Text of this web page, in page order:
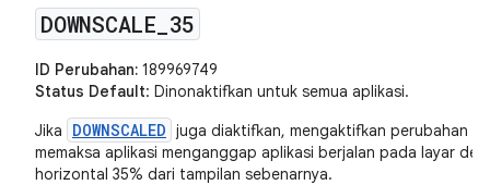
DOWNSCALE 35
ID Perubahan: 189969749
Status Default: Dinonaktifkan untuk semua aplikasi.
Jika
DOWNSCALED juga diaktifkan, mengaktifkan perubahan
memaksa aplikasi menganggap aplikasi berjalan pada layar
horizontal 35% dari tampilan sebenarnya.